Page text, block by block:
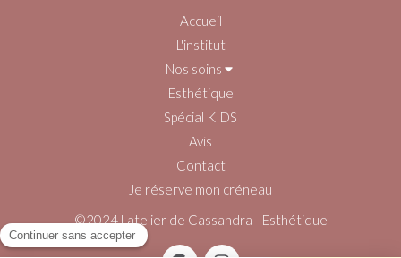
Accueil
L'institut
Nos soins
Esthétique
Spécial KIDS
Avis
Contact
Je réserve mon créneau
©2024 Latelier de Cassandra - Esthétique